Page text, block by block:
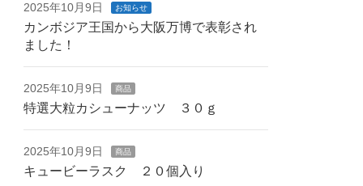
2025年10月9日 お知らせ
カンボジア王国から大阪万博で表彰され
ました！
2025年10月9日 商品
特選大粒カシューナッツ ３０ｇ
2025年10月9日 商品
キュービーラスク ２０個入り